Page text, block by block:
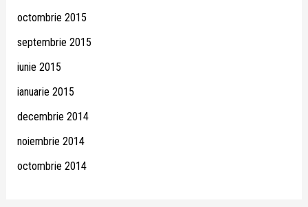
octombrie 2015
septembrie 2015
iunie 2015
ianuarie 2015
decembrie 2014
noiembrie 2014
octombrie 2014